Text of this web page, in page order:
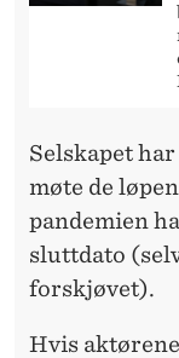
Selskapet
møte de
pandemien
sluttdato
forskjøvet).
Hvis